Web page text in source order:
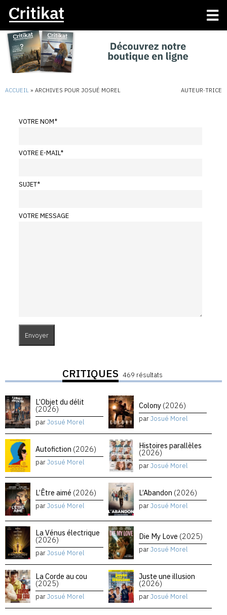
ACCUEIL » ARCHIVES POUR JOSUÉ MOREL AUTEUR·TRICE
VOTRE NOM*
VOTRE E-MAIL*
SUJET*
VOTRE MESSAGE
CRITIQUES 469 résultats
L’Objet du délit
(2026)
parJosué Morel
Colony (2026)
parJosué Morel
Autofiction (2026)
parJosué Morel
Histoires parallèles
(2026)
parJosué Morel
L’Être aimé (2026)
parJosué Morel
L’Abandon (2026)
parJosué Morel
La Vénus électrique
(2026)
parJosué Morel
Die My Love (2025)
parJosué Morel
La Corde au cou
(2025)
parJosué Morel
Juste une illusion
(2026)
parJosué Morel